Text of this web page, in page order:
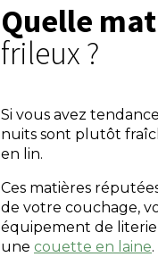
Quelle
frileux ?
Si vous avez
nuits sont plutôt
en lin.
Ces matières
de votre couchage,
équipement de literie
une couette en laine